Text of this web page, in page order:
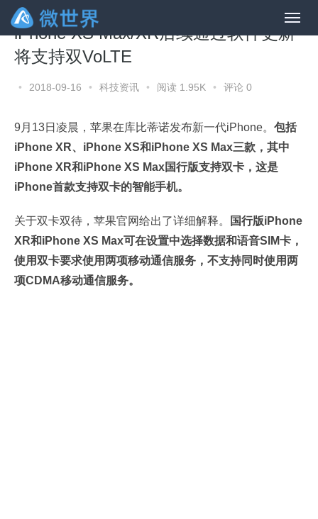
iPhone XS Max/XR后续通过软件更新
将支持双VoLTE
• 2018-09-16 • 科技资讯 • 阅读 1.95K • 评论 0
9月13日凌晨，苹果在库比蒂诺发布新一代iPhone。 包括
iPhone XR、iPhone XS和iPhone XS Max三款，其中
iPhone XR和iPhone XS Max国行版支持双卡，这是
iPhone首款支持双卡的智能手机。
关于双卡双待，苹果官网给出了详细解释。
国行版iPhone
XR和iPhone XS Max可在设置中选择数据和语音SIM卡，
使用双卡要求使用两项移动通信服务，不支持同时使用两
项CDMA移动通信服务。